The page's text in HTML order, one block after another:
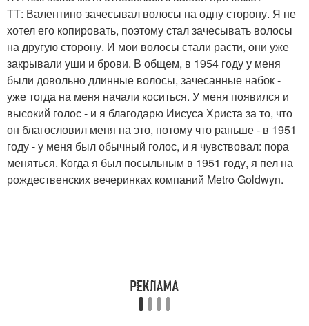
ТТ: Валентино зачесывал волосы на одну сторону. Я не
хотел его копировать, поэтому стал зачесывать волосы
на другую сторону. И мои волосы стали расти, они уже
закрывали уши и брови. В общем, в 1954 году у меня
были довольно длинные волосы, зачесанные набок -
уже тогда на меня начали коситься. У меня появился и
высокий голос - и я благодарю Иисуса Христа за то, что
он благословил меня на это, потому что раньше - в 1951
году - у меня был обычный голос, и я чувствовал: пора
меняться. Когда я был посыльным в 1951 году, я пел на
рождественских вечеринках компаний Metro Goldwyn.